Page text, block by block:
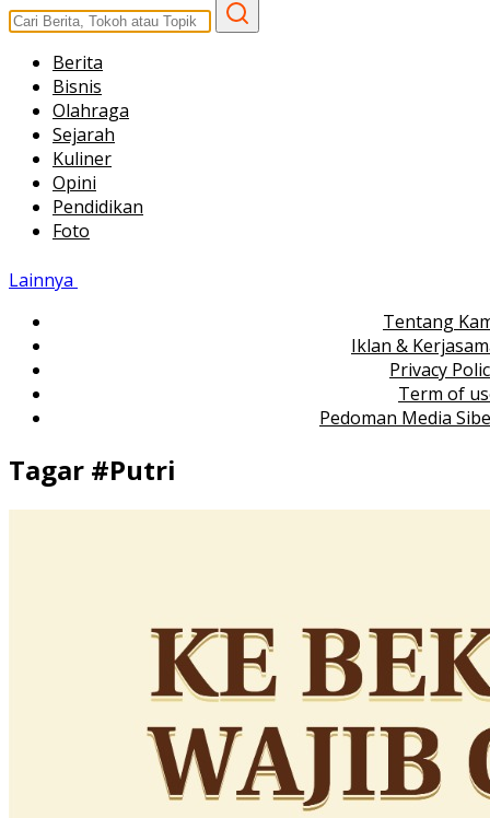
Berita
Bisnis
Olahraga
Sejarah
Kuliner
Opini
Pendidikan
Foto
Lainnya
Tentang
Iklan &
Privacy
Term of
Pedoman Media
Tagar #Putri